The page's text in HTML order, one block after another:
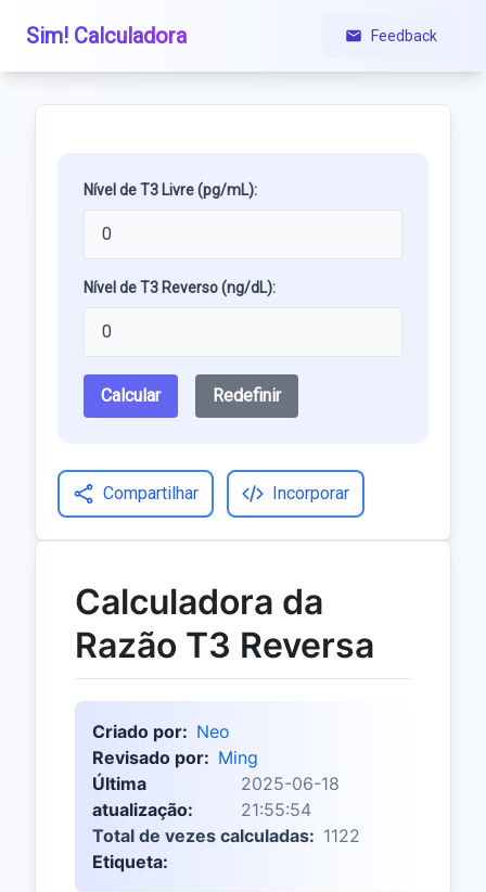
Sim! Calculadora Feedback
Nível de T3 Livre (pg/mL):
Nível de T3 Reverso (ng/dL):
Calcular Redefinir
Compartilhar Incorporar
Calculadora da
Razão T3 Reversa
Criado por: Neo
Revisado por: Ming
Última
atualização:
2025-06-18
21:55:54
Total de vezes calculadas: 1122
Etiqueta: